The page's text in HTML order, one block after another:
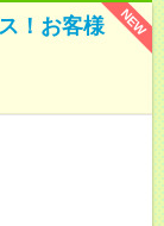
NEW
！お客様